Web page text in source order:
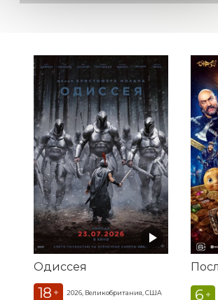
Одиссея
18 + 2026, Великобритания, США 6 +